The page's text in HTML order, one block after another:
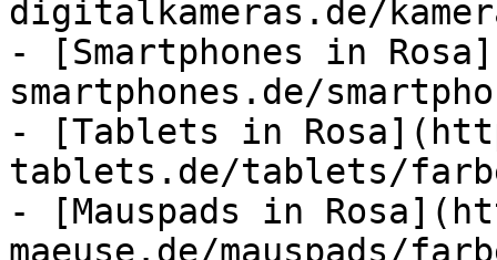
digitalkameras.de/
- [Smartphones in
smartphones.de/
- [Tablets in
tablets.de/tablets/
- [Mauspads in
maeuse.de/mauspads/